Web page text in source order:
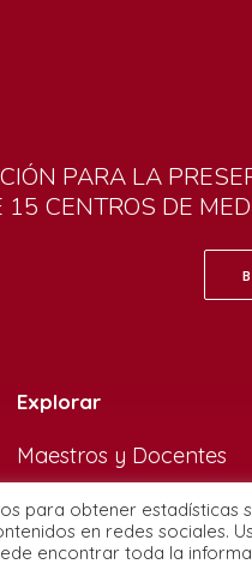
PARA LA
15 CENTROS DE
Explorar
Maestros y Docentes
Quienes Somos
Centros
para obtener estadísticas
en redes sociales.
encontrar toda la